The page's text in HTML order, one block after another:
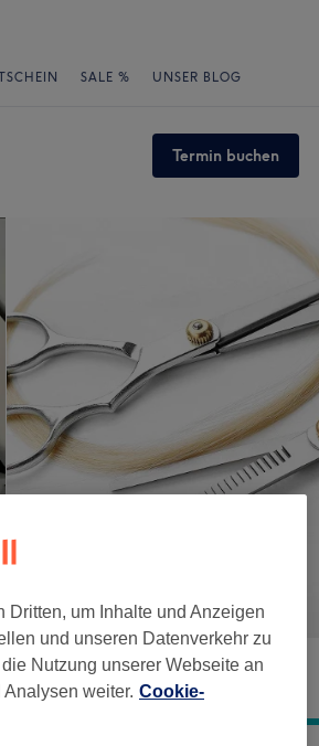
SALE % UNSER BLOG
Termin buchen
um Inhalte und Anzeigen
und unseren Datenverkehr zu
Nutzung unserer Webseite an
weiter. Cookie-